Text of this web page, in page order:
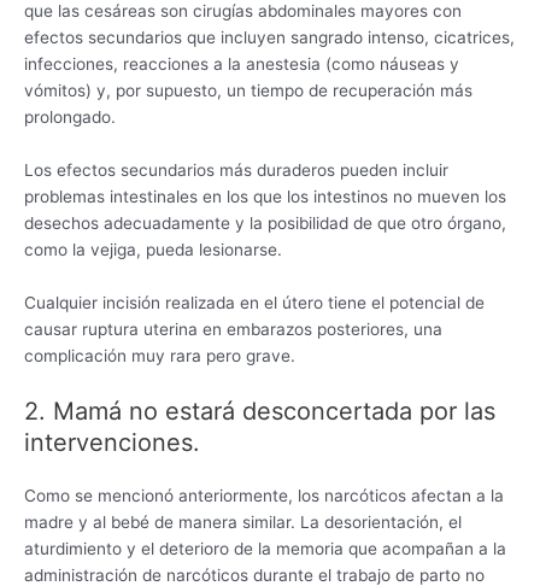
que las cesáreas son cirugías abdominales mayores con
efectos secundarios que incluyen sangrado intenso, cicatrices,
infecciones, reacciones a la anestesia (como náuseas y
vómitos) y, por supuesto, un tiempo de recuperación más
prolongado.
Los efectos secundarios más duraderos pueden incluir
problemas intestinales en los que los intestinos no mueven los
desechos adecuadamente y la posibilidad de que otro órgano,
como la vejiga, pueda lesionarse.
Cualquier incisión realizada en el útero tiene el potencial de
causar ruptura uterina en embarazos posteriores, una
complicación muy rara pero grave.
2. Mamá no estará desconcertada por las
intervenciones.
Como se mencionó anteriormente, los narcóticos afectan a la
madre y al bebé de manera similar. La desorientación, el
aturdimiento y el deterioro de la memoria que acompañan a la
administración de narcóticos durante el trabajo de parto no